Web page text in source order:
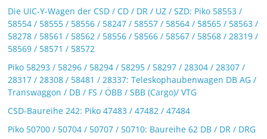
Die UIC-Y-Wagen der CSD / CD / DR / UZ / SZD: Piko 58553 /
58554 / 58555 / 58556 / 58247 / 58557 / 58564 / 58565 / 58563 /
58278 / 58561 / 58562 / 58556 / 58566 / 58567 / 58568 / 28319 /
58569 / 58571 / 58572
Piko 58293 / 58296 / 58294 / 58295 / 58297 / 28304 / 28307 /
28317 / 28308 / 58481 / 28337: Teleskophaubenwagen DB AG /
Transwaggon / DB / FS / ÖBB / SBB (Cargo)/ VTG
CSD-Baureihe 242: Piko 47483 / 47482 / 47484
Piko 50700 / 50704 / 50707 / 50710: Baureihe 62 DB / DR / DRG